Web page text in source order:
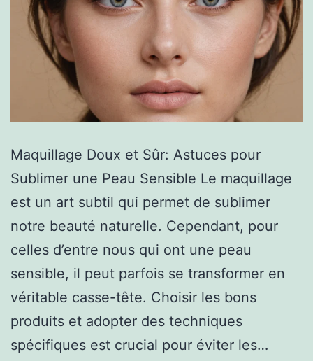
Maquillage Doux et Sûr: Astuces pour
Sublimer une Peau Sensible Le maquillage
est un art subtil qui permet de sublimer
notre beauté naturelle. Cependant, pour
celles d’entre nous qui ont une peau
sensible, il peut parfois se transformer en
véritable casse-tête. Choisir les bons
produits et adopter des techniques
spécifiques est crucial pour éviter les…